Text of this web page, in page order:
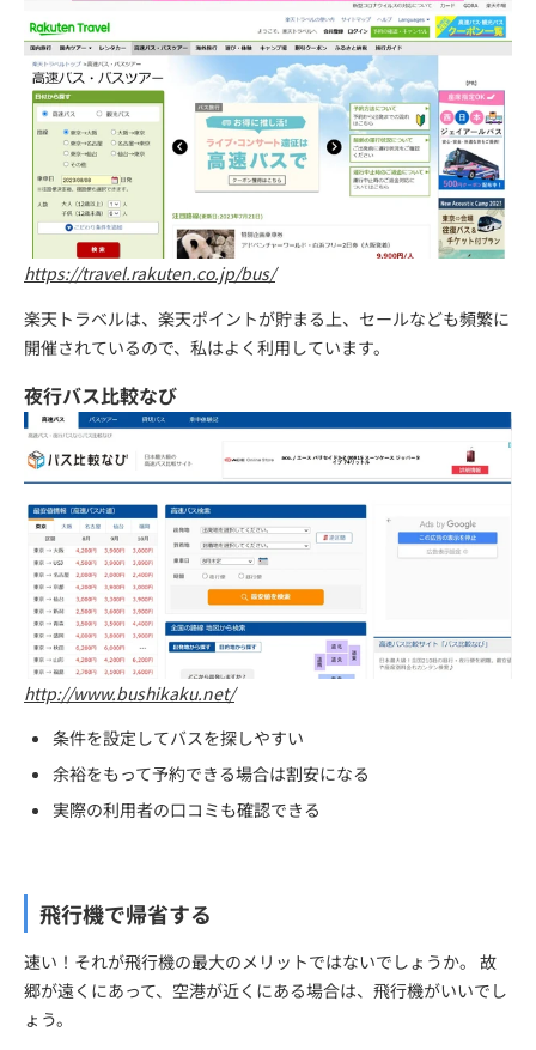
https://travel.rakuten.co.jp/bus/
楽天トラベルは、楽天ポイントが貯まる上、セールなども頻繁に
開催されているので、私はよく利用しています。
夜行バス比較なび
http://www.bushikaku.net/
条件を設定してバスを探しやすい
余裕をもって予約できる場合は割安になる
実際の利用者の口コミも確認できる
飛行機で帰省する
速い！それが飛行機の最大のメリットではないでしょうか。 故
郷が遠くにあって、空港が近くにある場合は、飛行機がいいでし
ょう。